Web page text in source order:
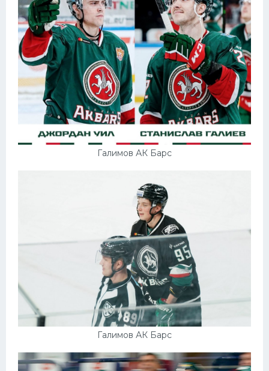
Галимов АК Барс
Галимов АК Барс